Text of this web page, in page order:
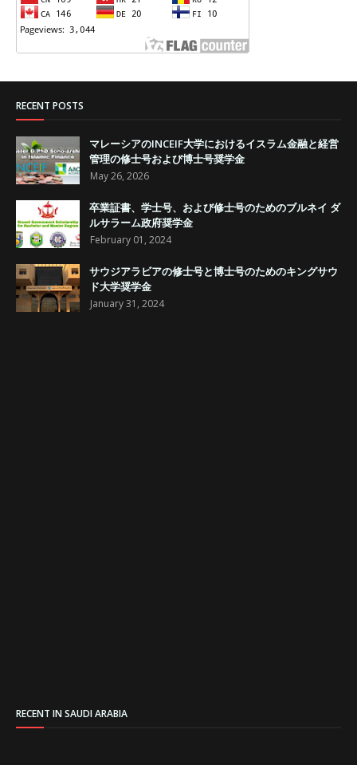
RECENT POSTS
マレーシアのINCEIF大学におけるイスラム金融と経営
管理の修士号および博士号奨学金
May 26, 2026
卒業証書、学士号、および修士号のためのブルネイ ダ
ルサラーム政府奨学金
February 01, 2024
サウジアラビアの修士号と博士号のためのキングサウ
ド大学奨学金
January 31, 2024
RECENT IN SAUDI ARABIA